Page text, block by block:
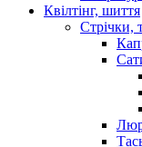
Квілтінг, шиття
Стрічки,